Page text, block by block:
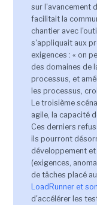
sur l'avancement
facilitait la
chantier avec
s'appliquait aux
exigences : « on
des domaines de
processus, et
les processus,
Le troisième
agile, la capacité
Ces derniers
ils pourront
développement
(exigences,
de tâches placé
LoadRunner et
d'accélérer les